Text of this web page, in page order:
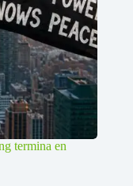
termina en